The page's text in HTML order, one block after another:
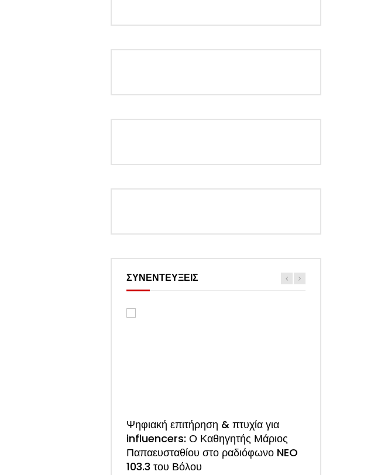
ΣΥΝΕΝΤΕΥΞΕΙΣ
Ψηφιακή επιτήρηση & πτυχία για
influencers: Ο Καθηγητής Μάριος
Παπαευσταθίου στο ραδιόφωνο NEO
103.3 του Βόλου
ΑΠΟΚΛΕΙΣΤΙΚΟ: Η πρώτη
συνέντευξη του νέου Προέδρου
Ξενοδόχων Σκιάθου Άκη Τσαρούχη
(Video)